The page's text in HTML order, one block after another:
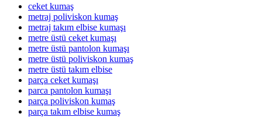
ceket kumaş
metraj poliviskon kumaş
metraj takım elbise kumaşı
metre üstü ceket kumaşı
metre üstü pantolon kumaşı
metre üstü poliviskon kumaş
metre üstü takım elbise
parça ceket kumaşı
parca pantolon kumaşı
parça poliviskon kumaş
parça takım elbise kumaş